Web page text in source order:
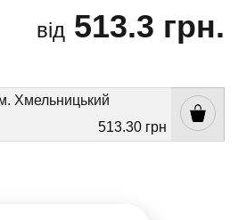
від 513.3 грн.
Хмельницький
513.30 грн